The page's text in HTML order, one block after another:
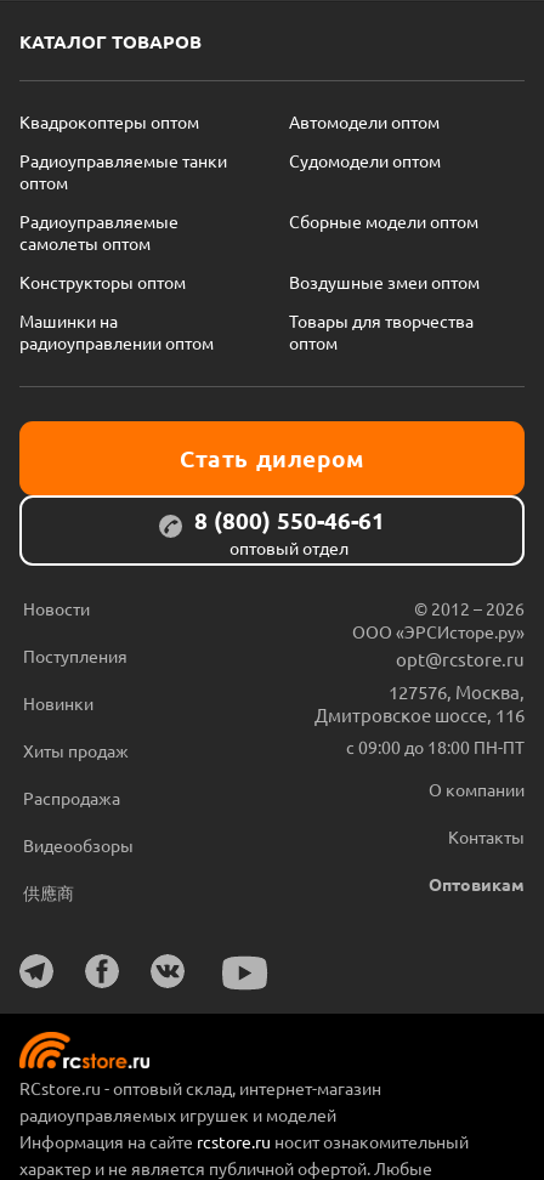
КАТАЛОГ ТОВАРОВ
Квадрокоптеры оптом
Автомодели оптом
Радиоуправляемые танки
оптом
Судомодели оптом
Радиоуправляемые
самолеты оптом
Сборные модели оптом
Конструкторы оптом
Воздушные змеи оптом
Машинки на
радиоуправлении оптом
Товары для творчества
оптом
Стать дилером
8 (800) 550-46-61
оптовый отдел
Новости
Поступления
Новинки
Хиты продаж
Распродажа
Видеообзоры
供應商
© 2012 – 2026
ООО «ЭРСИсторе.ру»
opt@rcstore.ru
127576 Москва
Дмитровское шоссе, 116
с 09:00 до 18:00 ПН-ПТ
О компании
Контакты
Оптовикам
RCstore.ru - оптовый склад, интернет-магазин
радиоуправляемых игрушек и моделей
Информация на сайте rcstore.ru носит ознакомительный
характер и не является публичной офертой. Любые